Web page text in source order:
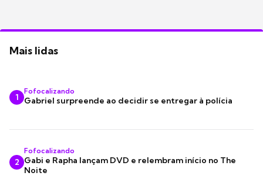
Mais lidas
1
Fofocalizando
Gabriel surpreende ao decidir se entregar à polícia
2
Fofocalizando
Gabi e Rapha lançam DVD e relembram início no The
Noite